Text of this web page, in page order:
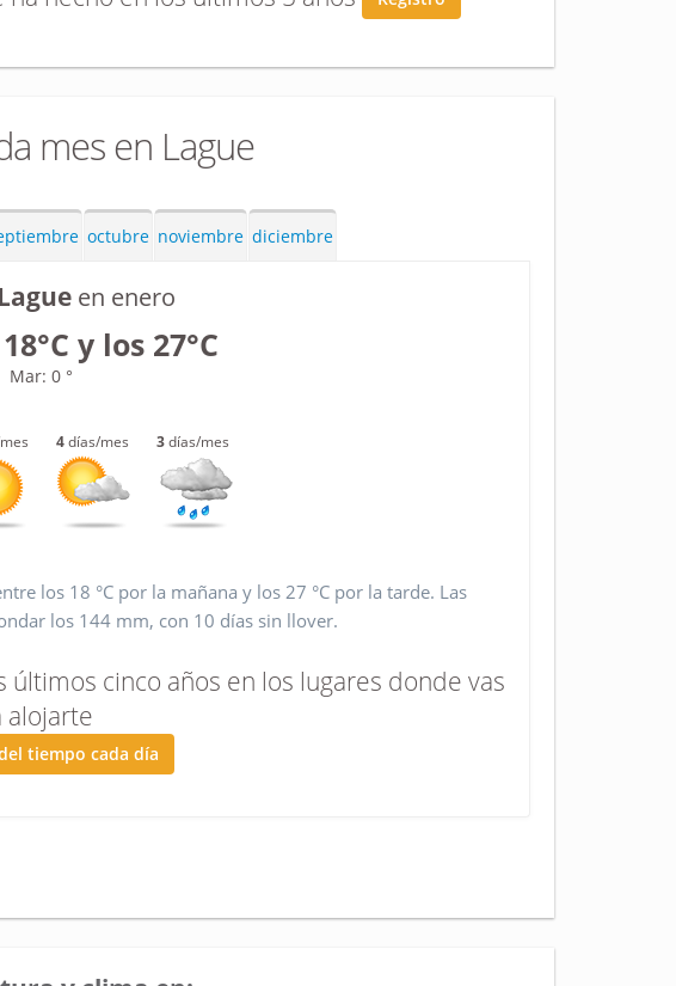
mes en Lague
octubre noviembre diciembre
Lague en enero
y los 27°C
Mar: 0 °
4días/mes 3días/mes
los 18 °C por la mañana y los 27 °C por la tarde. Las
los 144 mm, con 10 días sin llover.
cinco años en los lugares donde vas
alojarte
tiempo cada día